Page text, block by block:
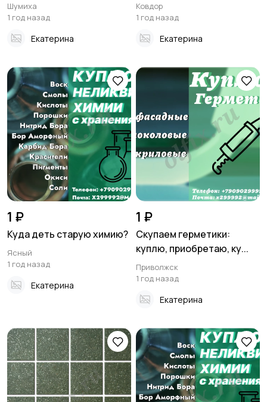
Шумиха
1 год назад
Екатерина
Ковдор
1 год назад
Екатерина
1 ₽
Куда деть старую химию?
Ясный
1 год назад
Екатерина
1 ₽
Скупаем герметики:
куплю, приобретаю, ку...
Приволжск
1 год назад
Екатерина